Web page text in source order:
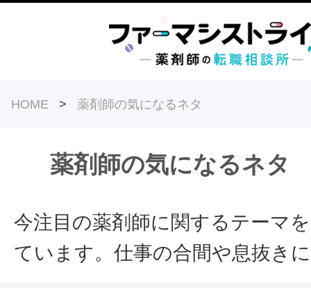
HOME > 薬剤師の気になるネタ
薬剤師の気になるネタ
今注目の薬剤師に関するテーマ
ています。仕事の合間や息抜き